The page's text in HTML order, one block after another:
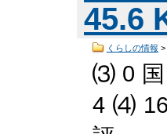
45.6
くらしの情報 >
⑶ 0
4 ⑷